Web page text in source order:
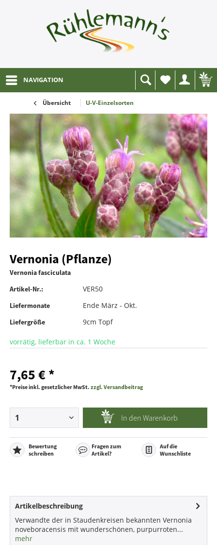
NAVIGATION
Wunschliste
Übersicht U-V-Einzelsorten
Vernonia (Pflanze)
Vernonia fasciculata
Artikel-Nr.:
VER50
Liefermonate Ende März - Okt.
Liefergröße 9cm Topf
vorrätig, lieferbar in ca. 1 Woche
7,65 € *
*Preise inkl. gesetzlicher MwSt. zzgl. Versandbeitrag
In den Warenkorb
Bewertung
schreiben
Fragen zum
Artikel?
Auf die
Wunschliste
Artikelbeschreibung
Verwandte der in Staudenkreisen bekannten Vernonia
noveboracensis mit wunderschönen, purpurroten...
mehr